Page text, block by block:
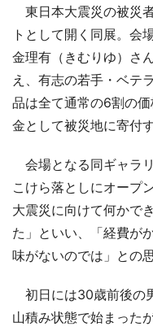
東日本大震災の被災
トとして開く同展。会
金理有（きむりゆ）さ
え、有志の若手・ベテ
品は全て通常の6割の
金として被災地に寄付す
会場となる同ギャラ
こけら落としにオープ
大震災に向けて何かで
た」といい、「経費が
味がないのでは」との
初日には30歳前後の
山積み状態で始まった